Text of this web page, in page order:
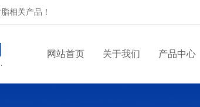
相关产品！
网站首页 关于我们 产品中心